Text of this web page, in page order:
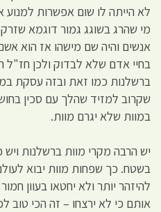
לא הייתה לו שום אפשרות
מי שהרג בשוגג גמור דוגמא
אנשים והיה שם מישהו אז הוא אשם
בחיי אדם שלא לבדוק ולכן חז"ל
ברשלנות כמו זאת ובזה עסקת
שקרוב למזיד שהלך עם סכין
במוות שלא יגרם מוות.
יש הרבה מקרי מוות ברשלנות
בשטח. כך שפחות מוות יבוא
להיזהר יותר ולא יחטאו בעוון
אותם כי לא ירצחו – זה הכי טוב